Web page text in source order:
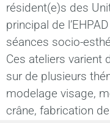
résident(e)s des
principal de
séances socio-
Ces ateliers varient
sur de plusieurs
modelage visage,
crâne, fabrication